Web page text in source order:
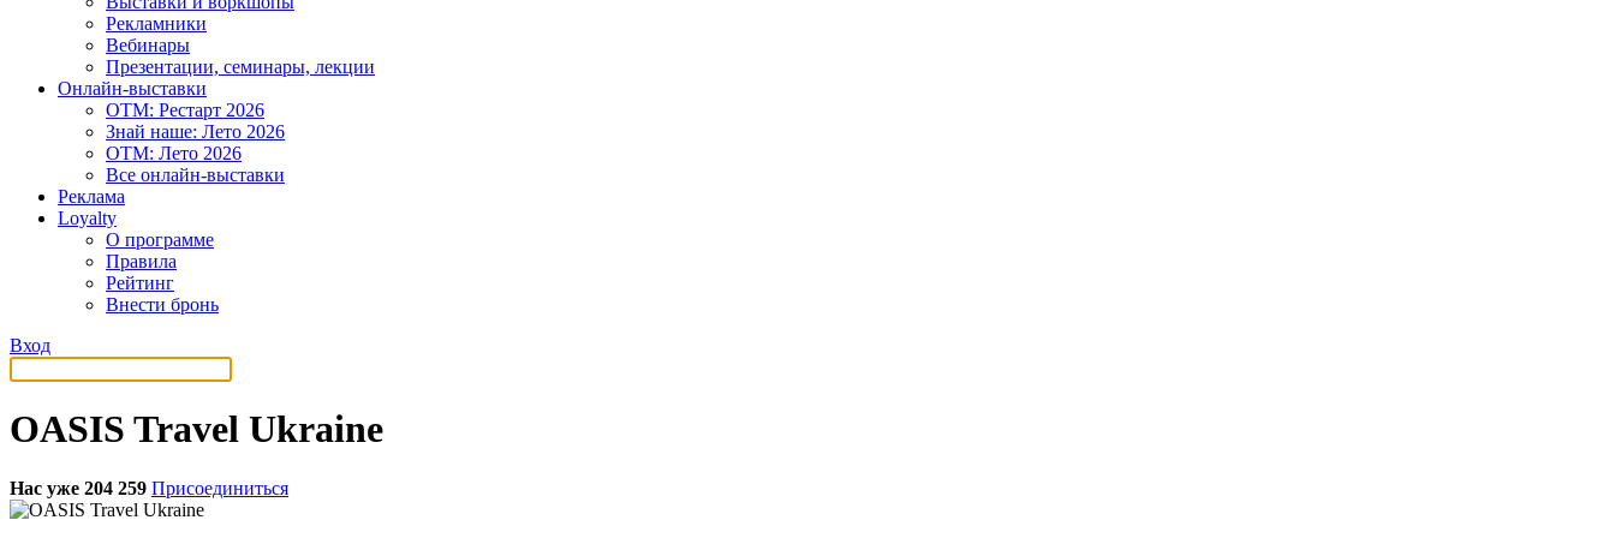
Рекламники
Вебинары
Презентации, семинары, лекции
Онлайн-выставки
OTM: Рестарт 2026
Знай наше: Лето 2026
OTM: Лето 2026
Все онлайн-выставки
Реклама
Loyalty
О программе
Правила
Рейтинг
Внести бронь
Вход
OASIS Travel Ukraine
Нас уже 204 259 Присоединиться